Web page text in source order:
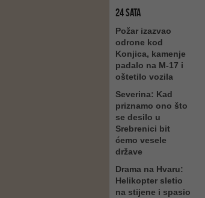
24 SATA
Požar izazvao
odrone kod
Konjica, kamenje
padalo na M-17 i
oštetilo vozila
Severina: Kad
priznamo ono što
se desilo u
Srebrenici bit
ćemo vesele
države
Drama na Hvaru:
Helikopter sletio
na stijene i spasio